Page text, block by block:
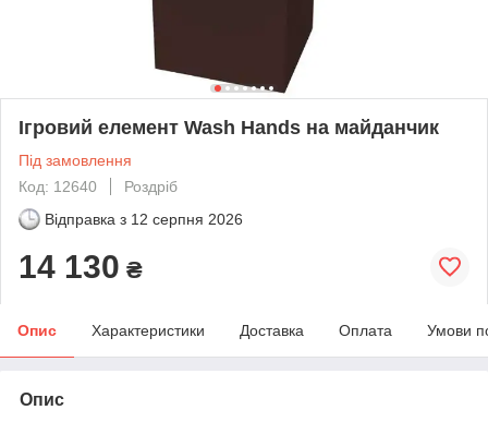
Ігровий елемент Wash Hands на майданчик
Під замовлення
Код: 12640
Роздріб
Відправка з 12 серпня 2026
14 130 ₴
Опис Характеристики Доставка Оплата Умови
Опис